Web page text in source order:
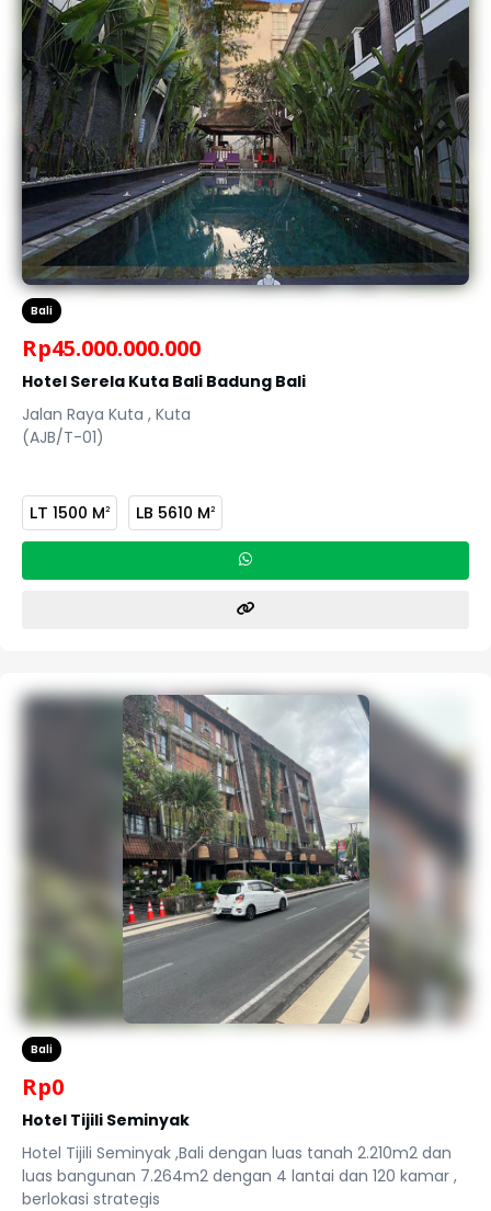
Bali
Rp45.000.000.000
Hotel Serela Kuta Bali Badung Bali
Jalan Raya Kuta , Kuta
(AJB/T-01)
LT 1500 M2 LB 5610 M2
Bali
Rp0
Hotel Tijili Seminyak
Hotel Tijili Seminyak ,Bali dengan luas tanah 2.210m2 dan
luas bangunan 7.264m2 dengan 4 lantai dan 120 kamar ,
berlokasi strategis